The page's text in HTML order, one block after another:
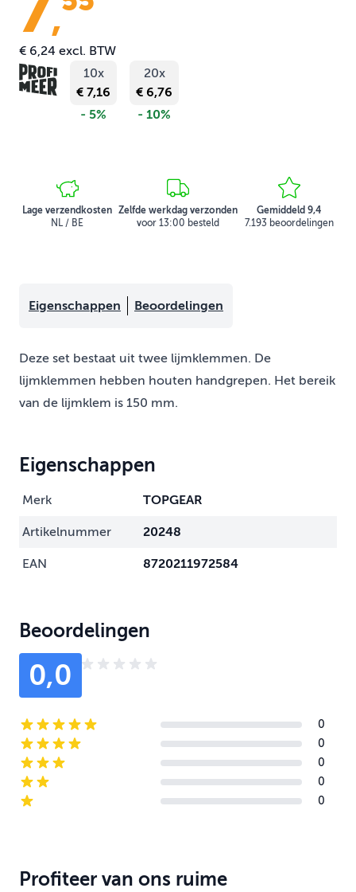
,
€ 6,24 excl. BTW
10x
€ 7,16
- 5%
20x
€ 6,76
- 10%
Lage verzendkosten
NL / BE
Zelfde werkdag verzonden
voor 13:00 besteld
Gemiddeld 9,4
7.193 beoordelingen
Eigenschappen Beoordelingen
Deze set bestaat uit twee lijmklemmen. De
lijmklemmen hebben houten handgrepen. Het bereik
van de lijmklem is 150 mm.
Eigenschappen
Merk TOPGEAR
Artikelnummer 20248
EAN 8720211972584
Beoordelingen
0,0
5-star reviews
0
4-star reviews
0
3-star reviews
0
2-star reviews
0
1-star reviews
0
Profiteer van ons ruime